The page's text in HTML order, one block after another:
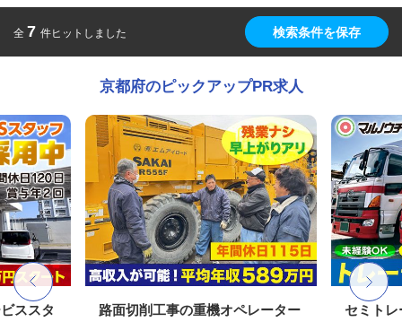
全 7 件ヒットしました 検索条件を保存
京都府のピックアップPR求人
ススタ 路面切削工事の重機オペレーター
セミト